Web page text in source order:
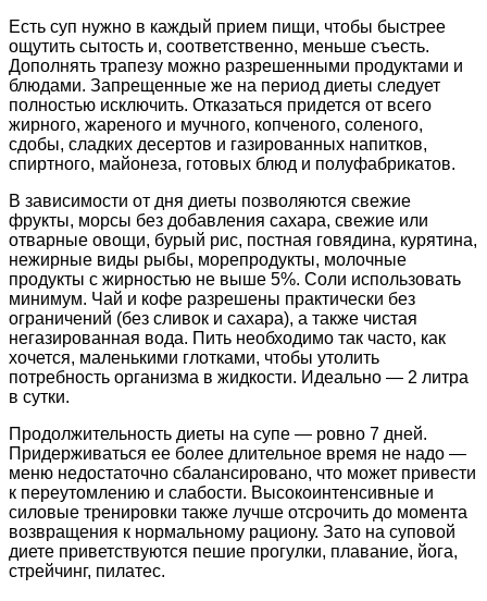
Есть суп нужно в каждый прием пищи, чтобы быстрее
ощутить сытость и, соответственно, меньше съесть.
Дополнять трапезу можно разрешенными продуктами и
блюдами. Запрещенные же на период диеты следует
полностью исключить. Отказаться придется от всего
жирного, жареного и мучного, копченого, соленого,
сдобы, сладких десертов и газированных напитков,
спиртного, майонеза, готовых блюд и полуфабрикатов.
В зависимости от дня диеты позволяются свежие
фрукты, морсы без добавления сахара, свежие или
отварные овощи, бурый рис, постная говядина, курятина,
нежирные виды рыбы, морепродукты, молочные
продукты с жирностью не выше 5%. Соли использовать
минимум. Чай и кофе разрешены практически без
ограничений (без сливок и сахара), а также чистая
негазированная вода. Пить необходимо так часто, как
хочется, маленькими глотками, чтобы утолить
потребность организма в жидкости. Идеально — 2 литра
в сутки.
Продолжительность диеты на супе — ровно 7 дней.
Придерживаться ее более длительное время не надо —
меню недостаточно сбалансировано, что может привести
к переутомлению и слабости. Высокоинтенсивные и
силовые тренировки также лучше отсрочить до момента
возвращения к нормальному рациону. Зато на суповой
диете приветствуются пешие прогулки, плавание, йога,
стрейчинг, пилатес.